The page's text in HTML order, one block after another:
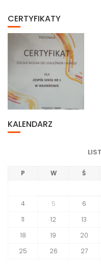
CERTYFIKATY
KALENDARZ
P W Ś
4
5 6
11
12 13
18
19 20
25
26 27